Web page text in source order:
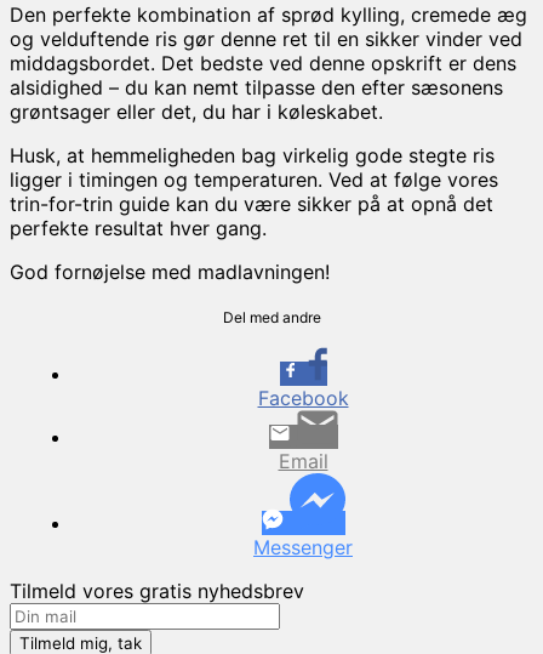
Den perfekte kombination af sprød kylling, cremede æg
og velduftende ris gør denne ret til en sikker vinder ved
middagsbordet. Det bedste ved denne opskrift er dens
alsidighed – du kan nemt tilpasse den efter sæsonens
grøntsager eller det, du har i køleskabet.
Husk, at hemmeligheden bag virkelig gode stegte ris
ligger i timingen og temperaturen. Ved at følge vores
trin-for-trin guide kan du være sikker på at opnå det
perfekte resultat hver gang.
God fornøjelse med madlavningen!
Del med andre
Facebook
Email
Messenger
Tilmeld vores gratis nyhedsbrev